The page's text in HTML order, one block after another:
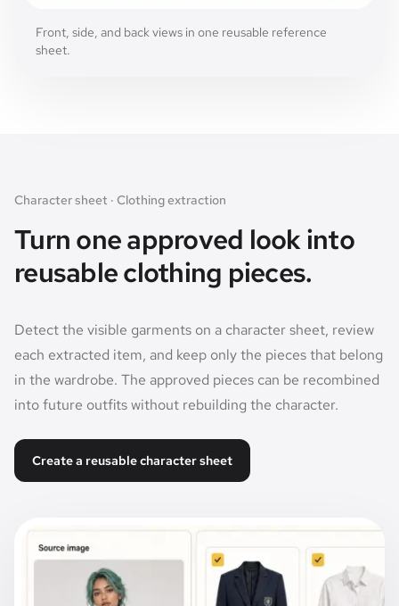
Front, side, and back views in one reusable reference
sheet.
Character sheet · Clothing extraction
Turn one approved look into
reusable clothing pieces.
Detect the visible garments on a character sheet, review
each extracted item, and keep only the pieces that belong
in the wardrobe. The approved pieces can be recombined
into future outfits without rebuilding the character.
Create a reusable character sheet